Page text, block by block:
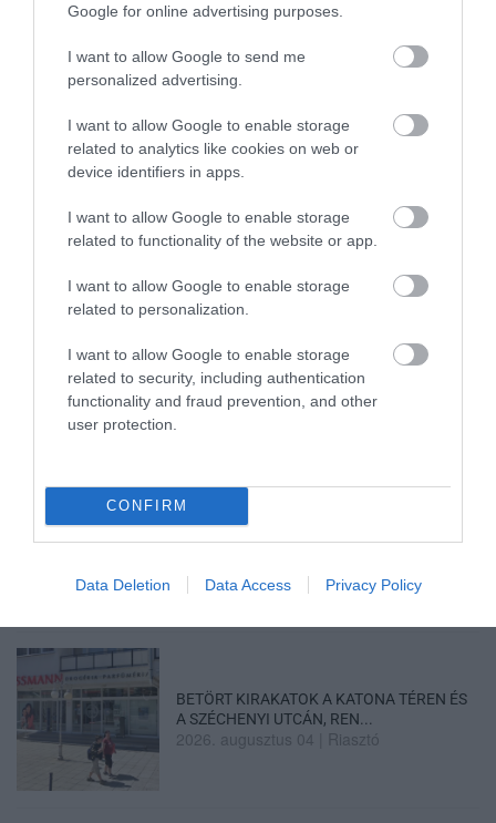
Google for online advertising purposes.
I want to allow Google to send me
personalized advertising.
I want to allow Google to enable storage
related to analytics like cookies on web or
device identifiers in apps.
I want to allow Google to enable storage
related to functionality of the website or app.
I want to allow Google to enable storage
related to personalization.
I want to allow Google to enable storage
related to security, including authentication
functionality and fraud prevention, and other
user protection.
CONFIRM
Data Deletion Data Access Privacy Policy
MÉG KÉT NAP TIKKASZTÓ FORRÓSÁG
DR. BÓDIS PÉTER EGYEZTETETT A
HATÓSÁGOKKAL ÉS A VÍZMŰVEL,...
2026. augusztus 04|Eger ügye
AZ AGRIA PARK IS TAKARÉKRA KAPCSOLT:
LEKAPCSOLT FÉNYEKKEL...
2026. augusztus 04|Eger ügye
ÚJABB VÍZTAKARÉKOSSÁGI
INTÉZKEDÉSEKET VEZET BE EGER – LEK...
BETÖRT KIRAKATOK A KATONA TÉREN ÉS
A SZÉCHENYI UTCÁN, REN...
2026. augusztus 04 Riasztó